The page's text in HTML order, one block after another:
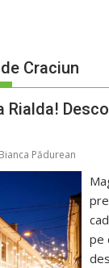
Craciun
Rialda!
Bianca Pădurean
pe